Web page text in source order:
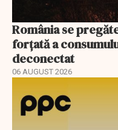
România se
forțată a
deconectat
06 AUGUST 2026